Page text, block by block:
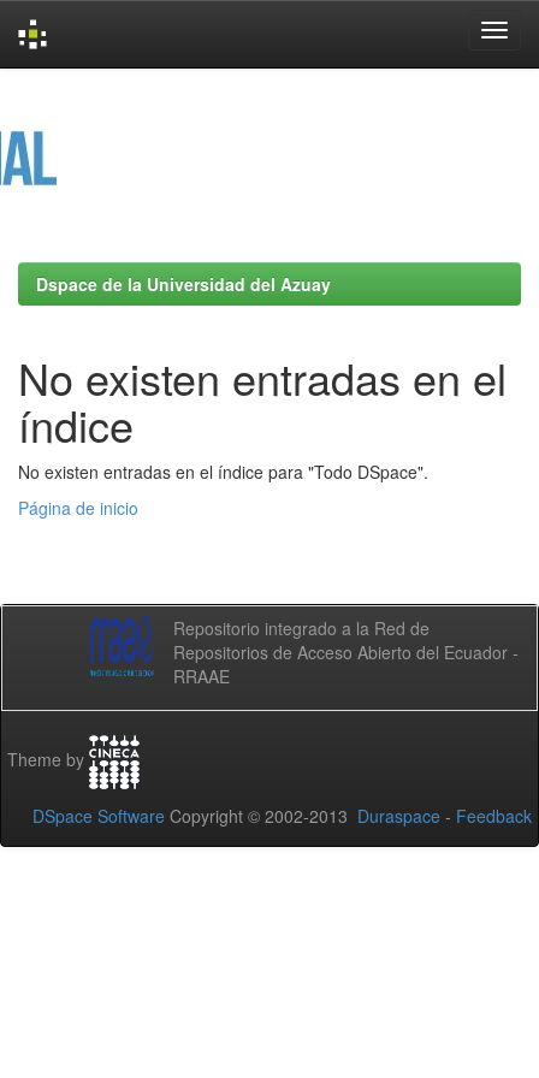
Dspace de la Universidad del Azuay
No existen entradas en el
índice
No existen entradas en el índice para "Todo DSpace".
Página de inicio
Repositorio integrado a la Red de
Repositorios de Acceso Abierto del Ecuador -
RRAAE
Theme by
DSpace Software Copyright © 2002-2013 Duraspace - Feedback